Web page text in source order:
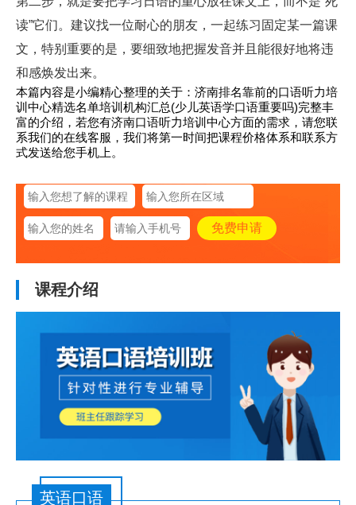
读”它们。建议找一位耐心的朋友，一起练习固定某一篇课
文，特别重要的是，要细致地把握发音并且能很好地将违
和感焕发出来。
本篇内容是小编精心整理的关于：济南排名靠前的口语听力培
训中心精选名单培训机构汇总(少儿英语学口语重要吗)完整丰
富的介绍，若您有济南口语听力培训中心方面的需求，请您联
系我们的在线客服，我们将第一时间把课程价格体系和联系方
式发送给您手机上。
课程介绍
英语口语